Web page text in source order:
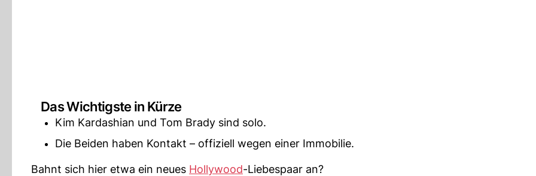
Das Wichtigste in Kürze
Kim Kardashian und Tom Brady sind solo.
Die Beiden haben Kontakt – offiziell wegen einer Immobilie.
Bahnt sich hier etwa ein neues Hollywood-Liebespaar an?